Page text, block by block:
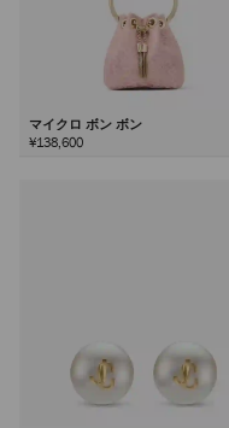
マイクロ ボン ボン
¥138,600